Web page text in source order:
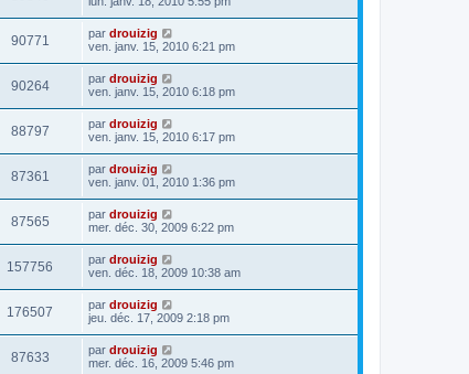
90771 par drouizig
ven. janv. 15, 2010 6:21 pm
90264 par drouizig
ven. janv. 15, 2010 6:18 pm
88797 par drouizig
ven. janv. 15, 2010 6:17 pm
87361 par drouizig
ven. janv. 01, 2010 1:36 pm
87565 par drouizig
mer. déc. 30, 2009 6:22 pm
157756 par drouizig
ven. déc. 18, 2009 10:38 am
176507 par drouizig
jeu. déc. 17, 2009 2:18 pm
87633 par drouizig
mer. déc. 16, 2009 5:46 pm